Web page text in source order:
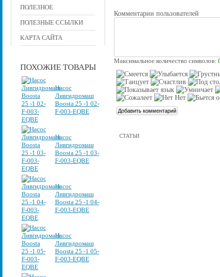
ПОЛЕЗНОЕ
ПОЛЕЗНЫЕ ССЫЛКИ
КАРТА САЙТА
ПОХОЖИЕ ТОВАРЫ
Насос
Ливгидромаш
Boosta 25 -1 02-
F-003-EQBE
Насос
Ливгидромаш
Boosta 25 -1 03-
F-003-EQBE
Насос
Ливгидромаш
Boosta 25 -1 04-
F-003-EQBE
Насос
Ливгидромаш
Boosta 25 -1 05-
F-003-EQBE
Комментарии пользователей
Максимальное количество символов:
СТАТЬИ